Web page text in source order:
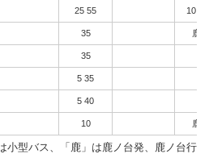
25 55 10 鹿
35 鹿
35
5 35
5 40
10 鹿
小型バス、「鹿」は鹿ノ台発、鹿ノ台行